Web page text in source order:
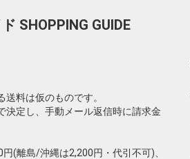
SHOPPING GUIDE
送料は仮のものです。
決定し、手動メール返信時に請求金
(離島/沖縄は2,200円・代引不可)、